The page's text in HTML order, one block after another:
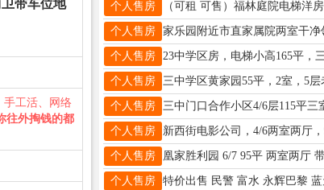
带车位地
手工活、网络
往外掏钱的都
个人售房
个人售房
个人售房
个人售房
个人售房
个人售房
个人售房
个人售房